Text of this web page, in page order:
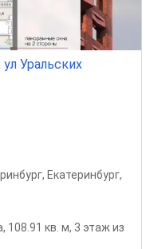
Уральских
, Екатеринбург,
108.91 кв. м, 3 этаж из